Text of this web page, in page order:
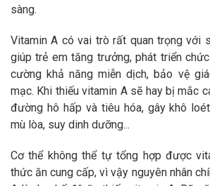
sàng.
Vitamin A có vai trò rất quan trọng với
giúp trẻ em tăng trưởng, phát triển
cường khả năng miễn dịch, bảo vệ
mạc. Khi thiếu vitamin A sẽ hay bị mắc
đường hô hấp và tiêu hóa, gây khô
mù lòa, suy dinh dưỡng...
Cơ thể không thể tự tổng hợp được
thức ăn cung cấp, vì vậy nguyên nhân